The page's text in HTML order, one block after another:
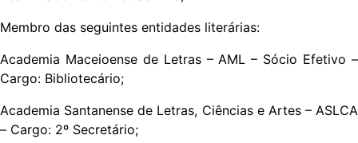
Membro das seguintes entidades literárias:
Academia Maceioense de Letras – AML – Sócio Efetivo –
Cargo: Bibliotecário;
Academia Santanense de Letras, Ciências e Artes – ASLCA
– Cargo: 2º Secretário;